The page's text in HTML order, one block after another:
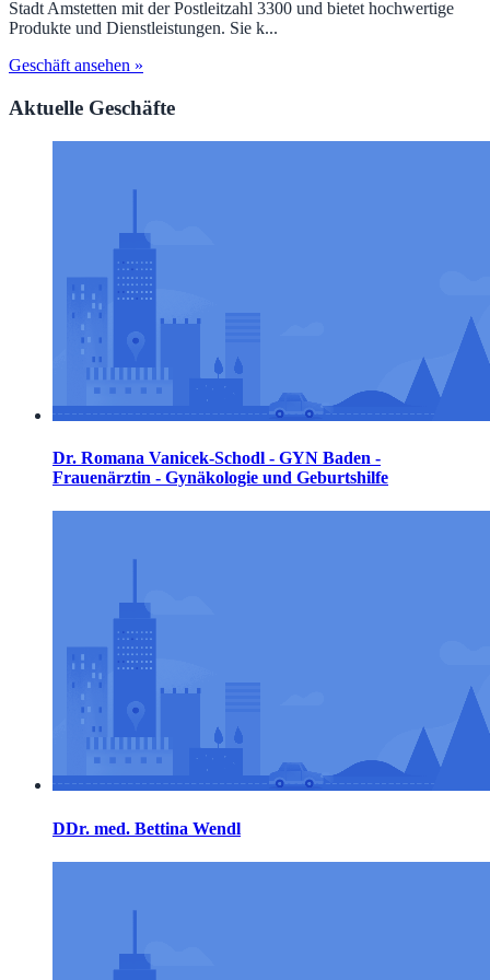
Stadt Amstetten mit der Postleitzahl 3300 und bietet hochwertige
Produkte und Dienstleistungen. Sie k...
Geschäft ansehen »
Aktuelle Geschäfte
Dr. Romana Vanicek-Schodl - GYN Baden -
Frauenärztin - Gynäkologie und Geburtshilfe
DDr. med. Bettina Wendl